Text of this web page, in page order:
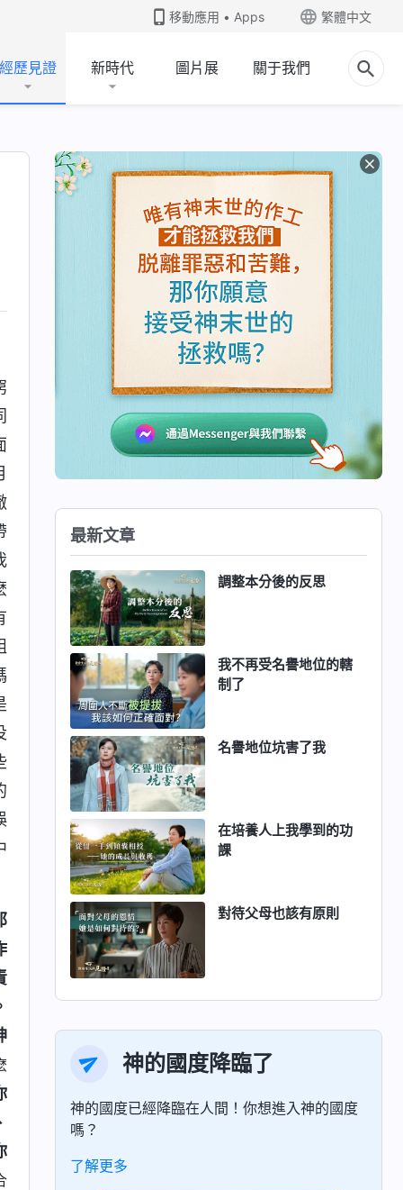
移動應用 • Apps 繁體中文
經歷見證 新時代 圖片展 關于我們
最新文章
調整本分後的反思
我不再受名譽地位的轄
制了
名譽地位坑害了我
在培養人上我學到的功
課
對待父母也該有原則
神的國度降臨了
神的國度已經降臨在人間！你想進入神的國度
嗎？
了解更多